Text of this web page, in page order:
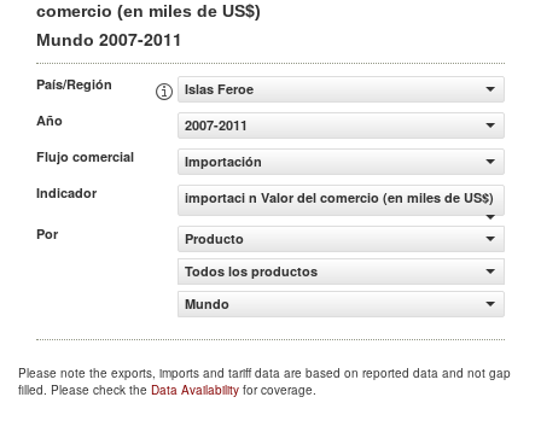
comercio (en miles de US$)
Mundo 2007-2011
País/Región
Islas Feroe
Año
2007-2011
Flujo comercial
Importación
Indicador
importaci n Valor del comercio (en miles de US$)
Por
Producto
Todos los productos
Mundo
Please note the exports, imports and tariff data are based on reported data and not gap
filled. Please check the Data Availability for coverage.